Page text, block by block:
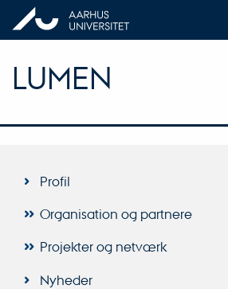
LUMEN
Profil
Organisation og partnere
Projekter og netværk
Nyheder